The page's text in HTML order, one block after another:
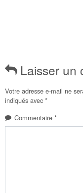
Laisser un
Votre adresse e-mail ne
indiqués avec *
Commentaire *